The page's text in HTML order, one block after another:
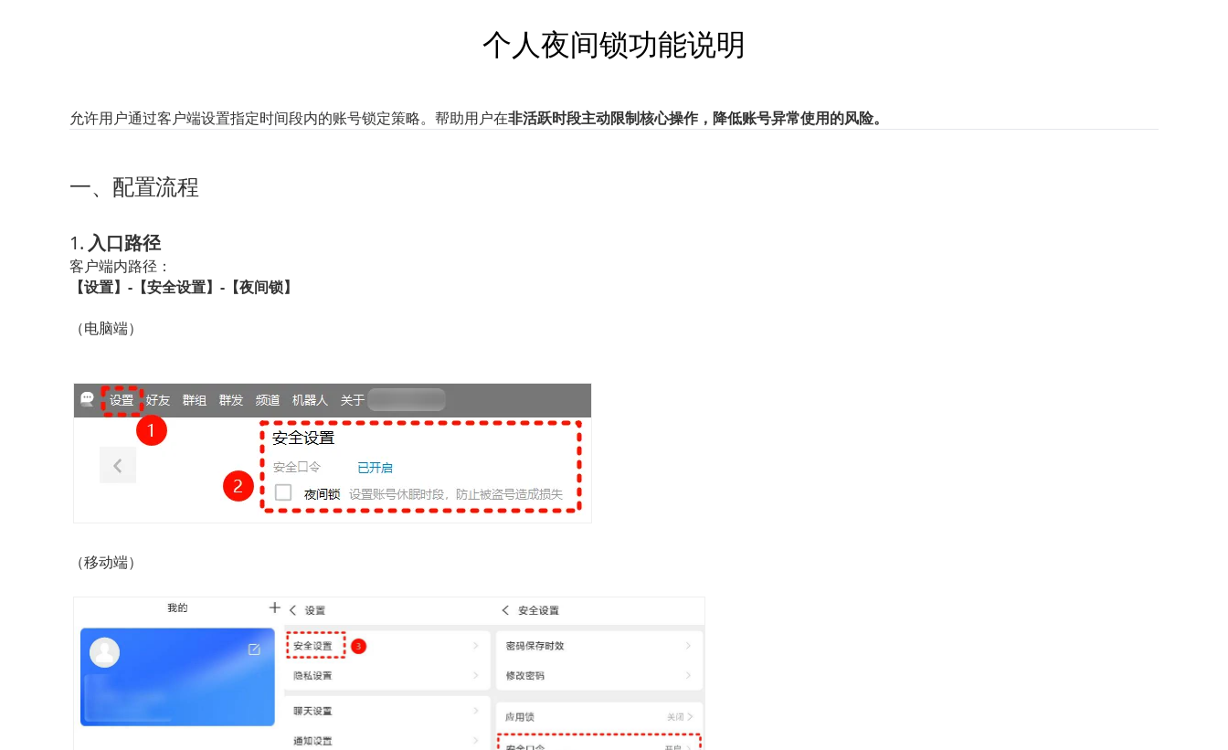
个人夜间锁功能说明
允许用户通过客户端设置指定时间段内的账号锁定策略。帮助用户在非活跃时段主动限制核心操作，降低账号异常使用的风险。
一、配置流程
1. 入口路径
客户端内路径：
【设置】-【安全设置】-【夜间锁】
（电脑端）
（移动端）